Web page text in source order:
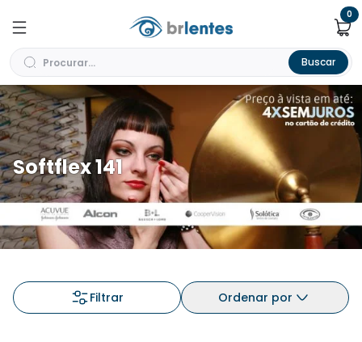
Buscar
0
Softflex 141
Filtrar Ordenar por